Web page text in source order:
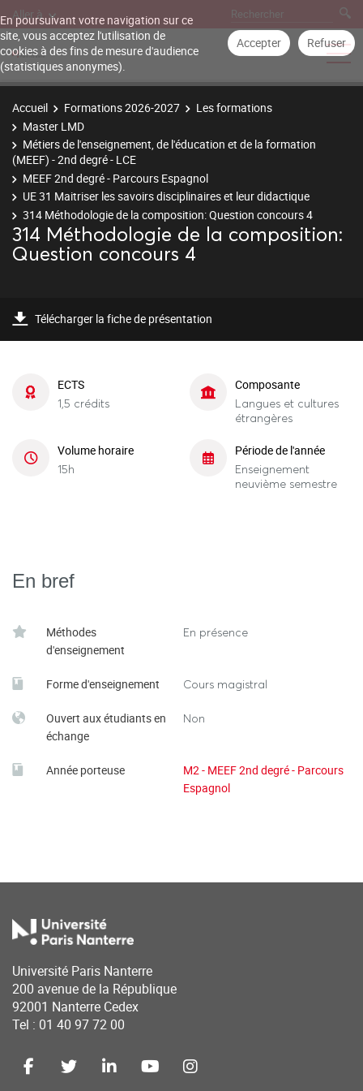
En poursuivant votre navigation sur ce
site, vous acceptez l'utilisation de
cookies à des fins de mesure d'audience
(statistiques anonymes).
Accepter Refuser
Aller à
Accueil Formations 2026-2027
Les formations
Master LMD
Métiers de l'enseignement, de l'éducation et de la formation
(MEEF) - 2nd degré - LCE
MEEF 2nd degré - Parcours Espagnol
UE 31 Maitriser les savoirs disciplinaires et leur didactique
314 Méthodologie de la composition: Question concours 4
314 Méthodologie de la composition:
Question concours 4
Télécharger la fiche de présentation
ECTS
1,5 crédits
Composante
Langues et cultures
étrangères
Volume horaire
15h
Période de l'année
Enseignement
neuvième semestre
En bref
Méthodes
d'enseignement
En présence
Forme d'enseignement Cours magistral
Ouvert aux étudiants en
échange
Non
Année porteuse
M2 - MEEF 2nd degré - Parcours
Espagnol
Université Paris Nanterre
200 avenue de la République
92001 Nanterre Cedex
Tel : 01 40 97 72 00